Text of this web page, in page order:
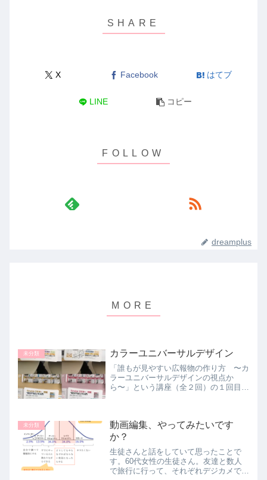
X Facebook はてブ
LINE コピー
dreamplus
未分類 カラーユニバーサルデザイン
「誰もが見やすい広報物の作り方 〜カ
ラーユニバーサルデザインの視点か
ら〜」という講座（全２回）の１回目を
いやデザインのこと・・・とい...
未分類
動画編集、やってみたいです
か？
生徒さんと話をしていて思ったことで
す。60代女性の生徒さん。友達と数人
で旅行に行って、それぞれデジカメで写